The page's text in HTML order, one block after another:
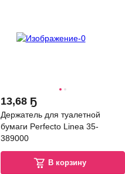
13,68 Ҕ
Держатель для туалетной
бумаги Perfecto Linea 35-
389000
В корзину